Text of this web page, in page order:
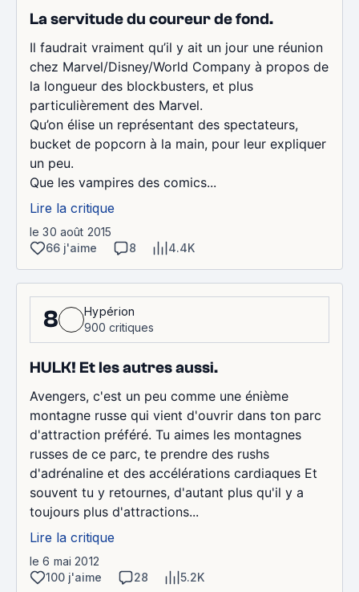
La servitude du coureur de fond.
Il faudrait vraiment qu’il y ait un jour une réunion
chez Marvel/Disney/World Company à propos de
la longueur des blockbusters, et plus
particulièrement des Marvel.
Qu’on élise un représentant des spectateurs,
bucket de popcorn à la main, pour leur expliquer
un peu.
Que les vampires des comics...
Lire la critique
le 30 août 2015
66 j'aime
8 4.4K
8
Hypérion
900 critiques
HULK! Et les autres aussi.
Avengers, c'est un peu comme une énième
montagne russe qui vient d'ouvrir dans ton parc
d'attraction préféré. Tu aimes les montagnes
russes de ce parc, te prendre des rushs
d'adrénaline et des accélérations cardiaques Et
souvent tu y retournes, d'autant plus qu'il y a
toujours plus d'attractions...
Lire la critique
le 6 mai 2012
100 j'aime
28 5.2K